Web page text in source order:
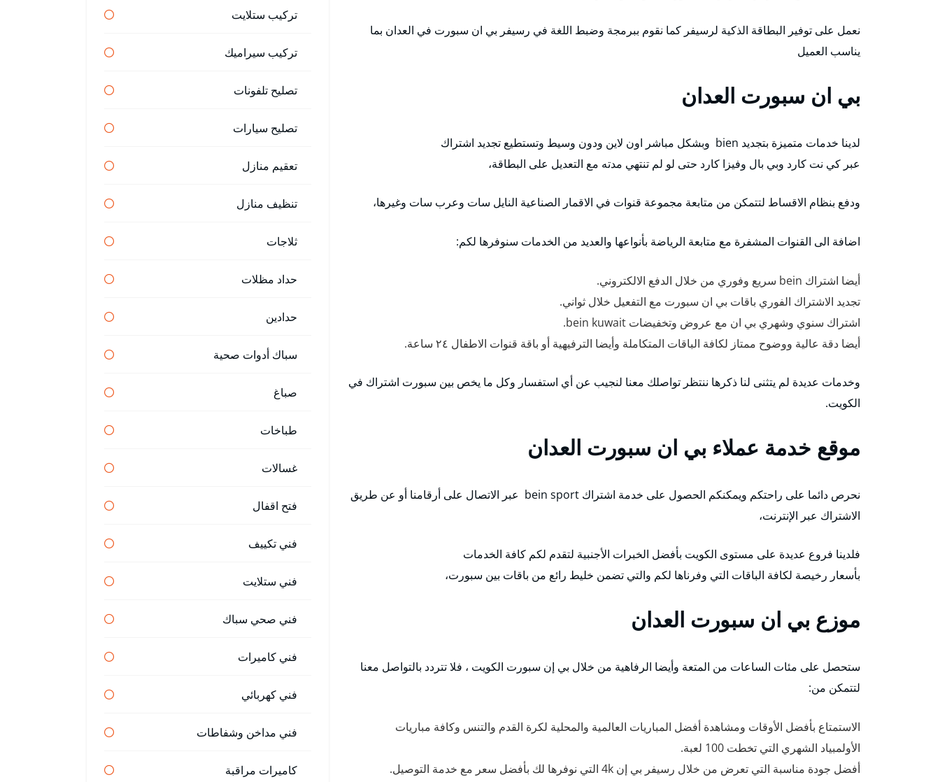
نعمل على توفير البطاقة الذكية لرسيفر كما نقوم ببرمجة وضبط اللغة في رسيفر بي ان سبورت في العدان بما
يناسب العميل
بي ان سبورت العدان
لدينا خدمات متميزة بتجديد bien وبشكل مباشر اون لاين ودون وسيط وتستطيع تجديد اشتراك
عبر كي نت كارد وبي بال وفيزا كارد حتى لو لم تنتهي مدته مع التعديل على البطاقة،
ودفع بنظام الاقساط لتتمكن من متابعة مجموعة قنوات في الاقمار الصناعية النايل سات وعرب سات وغيرها،
اضافة الى القنوات المشفرة مع متابعة الرياضة بأنواعها والعديد من الخدمات سنوفرها لكم:
أيضا اشتراك bein سريع وفوري من خلال الدفع الالكتروني.
تجديد الاشتراك الفوري باقات بي ان سبورت مع التفعيل خلال ثواني.
اشتراك سنوي وشهري بي ان مع عروض وتخفيضات bein kuwait.
أيضا دقة عالية ووضوح ممتاز لكافة الباقات المتكاملة وأيضا الترفيهية أو باقة قنوات الاطفال ٢٤ ساعة.
وخدمات عديدة لم يتثنى لنا ذكرها ننتظر تواصلك معنا لنجيب عن أي استفسار وكل ما يخص بين سبورت اشتراك في
الكويت.
موقع خدمة عملاء بي ان سبورت العدان
نحرص دائما على راحتكم ويمكنكم الحصول على خدمة اشتراك bein sport عبر الاتصال على أرقامنا أو عن طريق
الاشتراك عبر الإنترنت،
فلدينا فروع عديدة على مستوى الكويت بأفضل الخبرات الأجنبية لتقدم لكم كافة الخدمات
بأسعار رخيصة لكافة الباقات التي وفرناها لكم والتي تضمن خليط رائع من باقات بين سبورت،
موزع بي ان سبورت العدان
ستحصل على مئات الساعات من المتعة وأيضا الرفاهية من خلال بي إن سبورت الكويت ، فلا تتردد بالتواصل معنا
لتتمكن من:
الاستمتاع بأفضل الأوقات ومشاهدة أفضل المباريات العالمية والمحلية لكرة القدم والتنس وكافة مباريات
الأولمبياد الشهري التي تخطت 100 لعبة.
أفضل جودة مناسبة التي تعرض من خلال رسيفر بي إن 4k التي نوفرها لك بأفضل سعر مع خدمة التوصيل.
تركيب ستلايت
تركيب سيراميك
تصليح تلفونات
تصليح سيارات
تعقيم منازل
تنظيف منازل
ثلاجات
حداد مظلات
حدادين
سباك أدوات صحية
صباغ
طباخات
غسالات
فتح اقفال
فني تكييف
فني ستلايت
فني صحي سباك
فني كاميرات
فني كهربائي
فني مداخن وشفاطات
كاميرات مراقبة